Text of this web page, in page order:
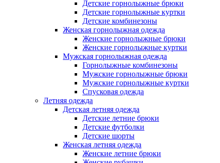
Детские горнолыжные брюки
Детские горнолыжные куртки
Детские комбинезоны
Женская горнолыжная одежда
Женские горнолыжные брюки
Женские горнолыжные куртки
Мужская горнолыжная одежда
Горнолыжные комбинезоны
Мужские горнолыжные брюки
Мужские горнолыжные куртки
Спусковая одежда
Летняя одежда
Детская летняя одежда
Детские летние брюки
Детские футболки
Детские шорты
Женская летняя одежда
Женские летние брюки